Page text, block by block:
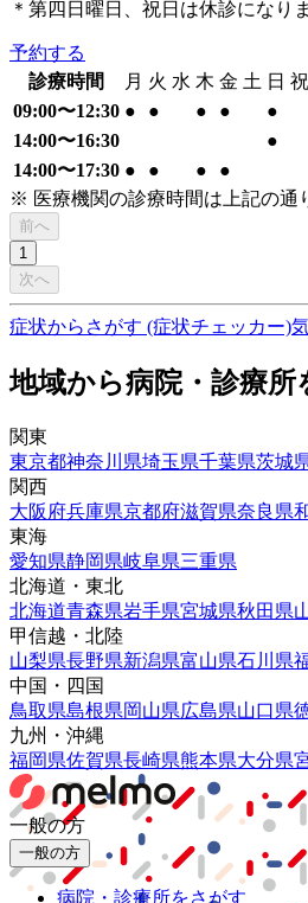
＊第四日曜日、祝日は休診になり
予約する
診療時間
月 火 水 木 金 土 日 祝
09:00〜12:30 ● ● ● ●
●
14:00〜16:30
●
14:00〜17:30 ● ● ●
●
※ 医療機関の診療時間は上記の通
前へ
1
次へ
症状からさがす (症状チェッカー)
地域から病院・診療所
関東
東京都神奈川県埼玉県千葉県茨城
関西
大阪府兵庫県京都府滋賀県奈良県
東海
愛知県静岡県岐阜県三重県
北海道・東北
北海道青森県岩手県宮城県秋田県
甲信越・北陸
山梨県長野県新潟県富山県石川県
中国・四国
鳥取県島根県岡山県広島県山口県
九州・沖縄
福岡県佐賀県長崎県熊本県大分県
一般の方
一般の方
病院・診療所をさがす